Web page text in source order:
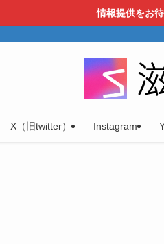
情報提供をお
X（旧twitter） Instagram